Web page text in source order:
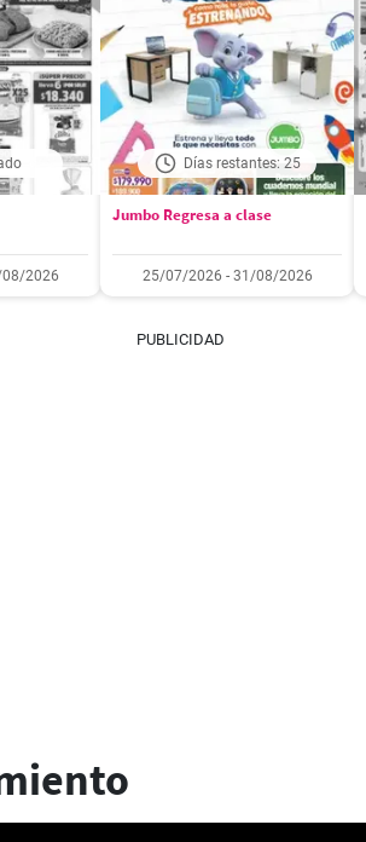
2026
Días restantes: 25
Jumbo Regresa a clase
25/07/2026 - 31/08/2026
PUBLICIDAD